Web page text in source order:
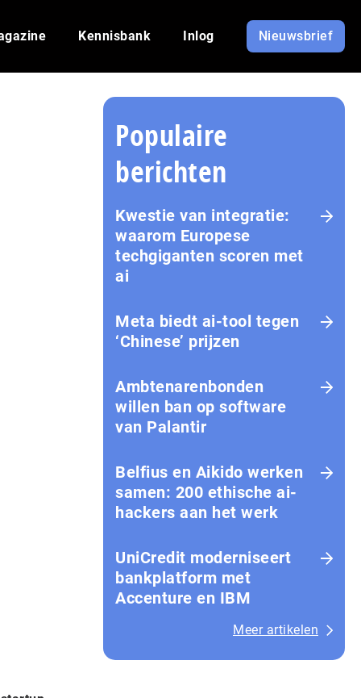
Kennisbank Inlog Nieuwsbrief
Populaire
berichten
Kwestie van integratie:
waarom Europese
techgiganten scoren met
ai
Meta biedt ai-tool tegen
‘Chinese’ prijzen
Amb­te­na­ren­bon­den
willen ban op software
van Palantir
Belfius en Aikido werken
samen: 200 ethische ai-
hackers aan het werk
UniCredit moderniseert
bankplatform met
Accenture en IBM
Meer artikelen